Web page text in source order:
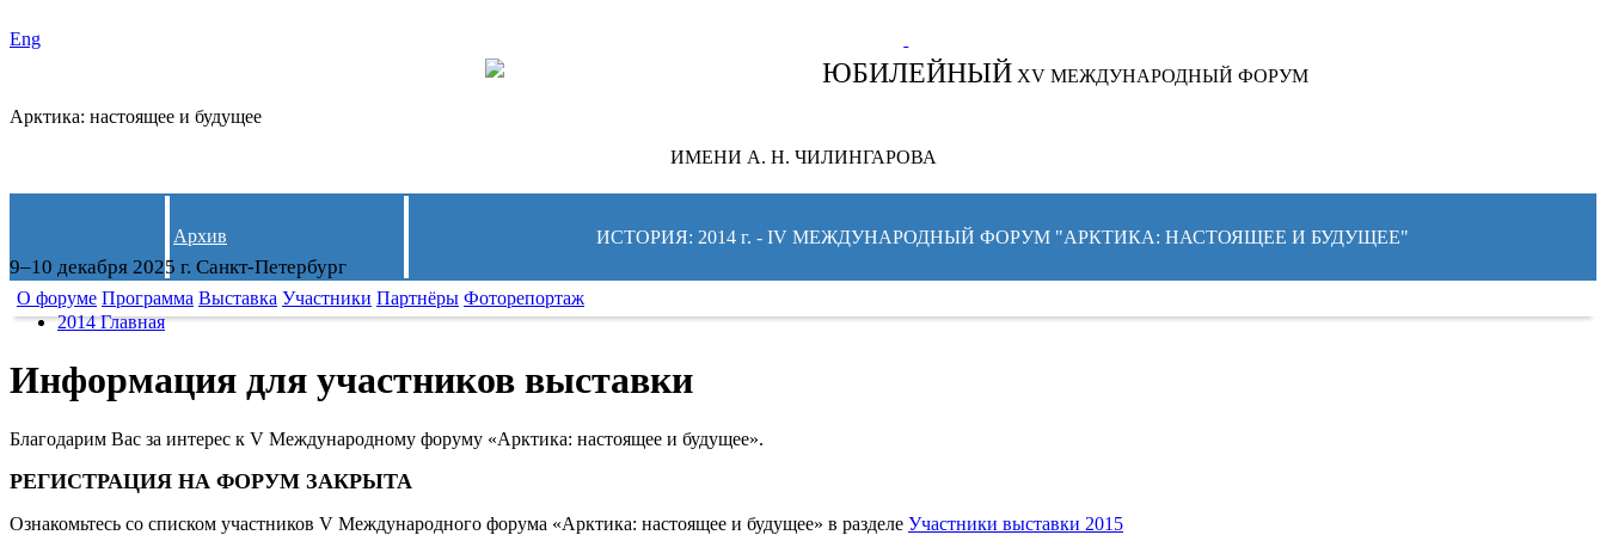
Eng
ЮБИЛЕЙНЫЙ XV МЕЖДУНАРОДНЫЙ ФОРУМ
Арктика: настоящее и будущее
ИМЕНИ А. Н. ЧИЛИНГАРОВА
9–10 декабря 2025 г. Санкт-Петербург
Архив ИСТОРИЯ: 2014 г. - IV МЕЖДУНАРОДНЫЙ ФОРУМ "АРКТИКА: НАСТОЯЩЕЕ И БУДУЩЕЕ"
О форуме Программа Выставка Участники Партнёры Фоторепортаж
2014 Главная
Информация для участников выставки
Благодарим Вас за интерес к V Международному форуму «Арктика: настоящее и будущее».
РЕГИСТРАЦИЯ НА ФОРУМ ЗАКРЫТА
Ознакомьтесь со списком участников V Международного форума «Арктика: настоящее и будущее» в разделе Участники выставки 2015